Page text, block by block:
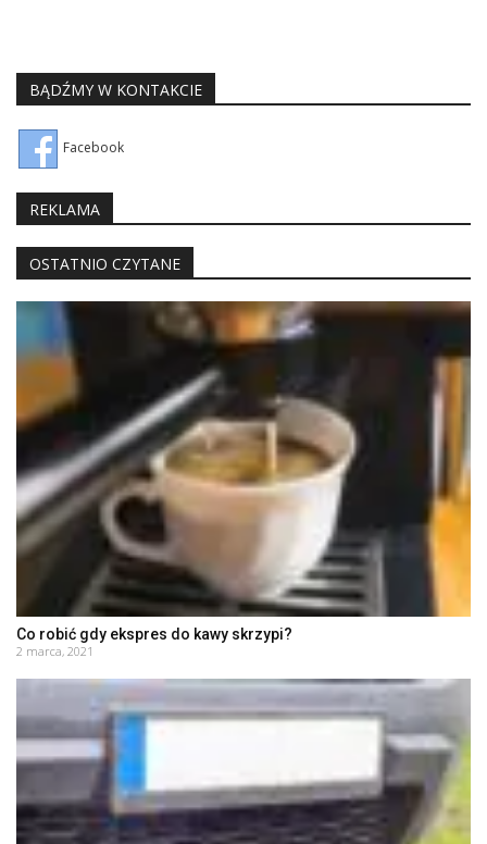
BĄDŹMY W KONTAKCIE
Facebook
REKLAMA
OSTATNIO CZYTANE
Co robić gdy ekspres do kawy skrzypi?
2 marca, 2021